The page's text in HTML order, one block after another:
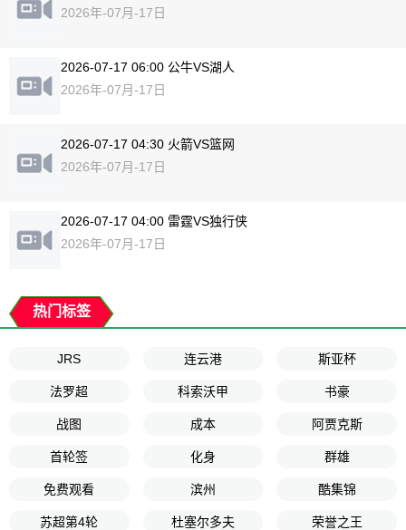
2026年-07月-17日
2026-07-17 06:00 公牛VS湖人
2026年-07月-17日
2026-07-17 04:30 火箭VS篮网
2026年-07月-17日
2026-07-17 04:00 雷霆VS独行侠
2026年-07月-17日
热门标签
JRS 连云港 斯亚杯
法罗超 科索沃甲 书豪
战图 成本 阿贾克斯
首轮签 化身 群雄
免费观看 滨州 酷集锦
苏超第4轮 杜塞尔多夫 荣誉之王